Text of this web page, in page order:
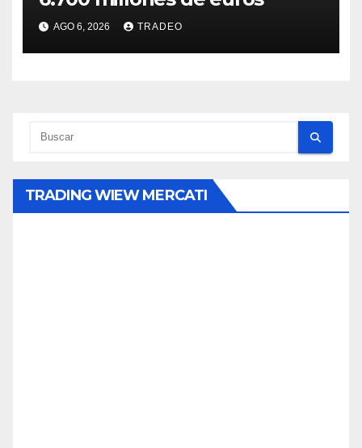
AGO 6, 2026 TRADEO
TRADING WIEW MERCATI